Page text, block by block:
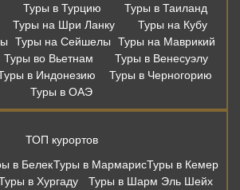
Туры в Турцию
Туры в Таиланд
Туры на Шри Ланку
Туры на Кубу
Туры на Сейшелы
Туры на Маврикий
Туры во Вьетнам
Туры в Венесуэлу
в Индонезию
Туры в Черногорию
Туры в ОАЭ
ТОП курортов
в БелекТуры в МармарисТуры в Кемер
в Хургаду
Туры в Шарм Эль Шейх